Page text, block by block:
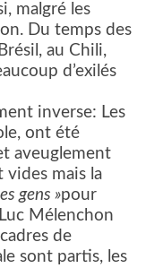
malgré les
Du temps des
au Chili,
d’exilés
inverse: Les
ont été
aveuglement
vides mais la
gens »pour
Mélenchon
de
sont partis, les